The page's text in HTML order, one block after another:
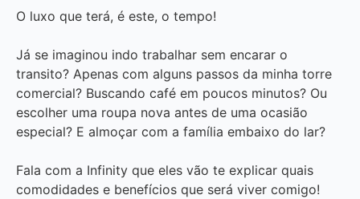
O luxo que terá, é este, o tempo!
Já se imaginou indo trabalhar sem encarar o
transito? Apenas com alguns passos da minha torre
comercial? Buscando café em poucos minutos? Ou
escolher uma roupa nova antes de uma ocasião
especial? E almoçar com a família embaixo do lar?
Fala com a Infinity que eles vão te explicar quais
comodidades e benefícios que será viver comigo!